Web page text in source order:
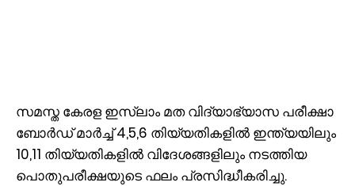
സമസ്ത കേരള ഇസ്‌ലാം മത വിദ്യാഭ്യാസ പരീക്ഷാ
ബോര്‍ഡ് മാര്‍ച്ച് 4,5,6 തിയ്യതികളില്‍ ഇന്ത്യയിലും
10,11 തിയ്യതികളില്‍ വിദേശങ്ങളിലും നടത്തിയ
പൊതുപരീക്ഷയുടെ ഫലം പ്രസിദ്ധീകരിച്ചു.